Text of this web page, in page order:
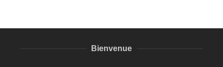
Bienvenue